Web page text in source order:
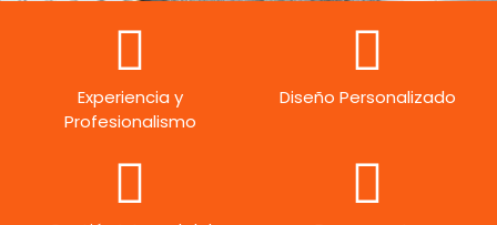
Experiencia y
Profesionalismo
Diseño Personalizado